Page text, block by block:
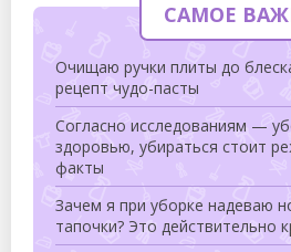
САМОЕ
Очищаю ручки плиты до
рецепт чудо-пасты
Согласно исследованиям —
здоровью, убираться стоит
факты
Зачем я при уборке надеваю
тапочки? Это действительно